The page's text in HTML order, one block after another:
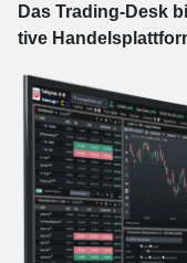
Das Trading-Desk
tive